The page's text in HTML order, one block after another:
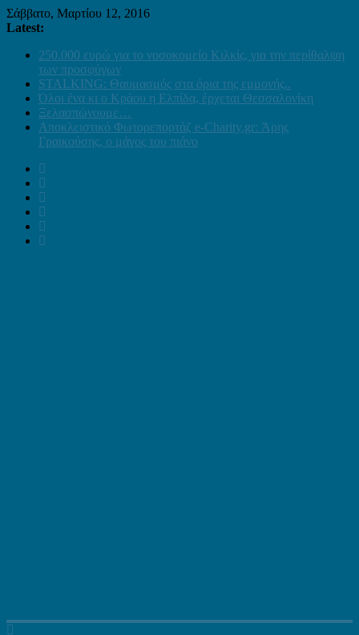
Σάββατο, Μαρτίου 12, 2016
Latest:
250.000 ευρώ για το νοσοκομείο Κιλκίς, για την περίθαλψη
των προσφύγων
STALKING: Θαυμασμός στα όρια της εμμονής..
Όλοι ένα κι ο Κράου η Ελπίδα, έρχεται Θεσσαλονίκη
Ξελασπώνουμε…
Αποκλειστικό Φωτορεπορτάζ e-Charity.gr: Άρης
Γραικούσης, ο μάγος του πιάνο